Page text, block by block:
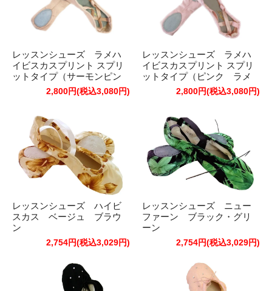
レッスンシューズ ラメハ
イビスカスプリント スプリ
ットタイプ（サーモンピン
ク ラメピンク）
2,800円(税込3,080円)
レッスンシューズ ラメハ
イビスカスプリント スプリ
ットタイプ（ピンク ラメ
ピンク）2,800円(税込3,080円)
レッスンシューズ ハイビ
スカス ベージュ ブラウ
ン
2,754円(税込3,029円)
レッスンシューズ ニュー
ファーン ブラック・グリ
ーン
2,754円(税込3,029円)